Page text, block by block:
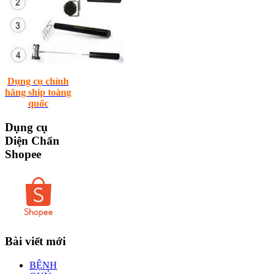
Dụng cụ chính
hãng ship toàng
quốc
Dụng cụ
Diện Chẩn
Shopee
Bài viết mới
BỆNH